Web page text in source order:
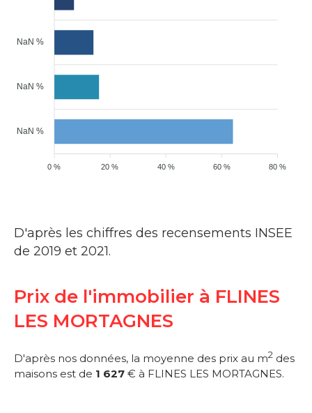
NaN %
NaN %
NaN %
80 %
60 %
40 %
20 %
0 %
D'après les chiffres des recensements INSEE
de 2019 et 2021.
Prix de l'immobilier à FLINES
LES MORTAGNES
D'après nos données, la moyenne des prix au m2 des
maisons est de 1 627 € à FLINES LES MORTAGNES.